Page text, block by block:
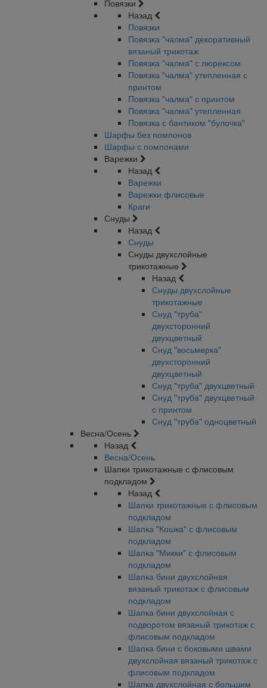
Повязки
Назад
Повязки
Повязка "чалма" декоративный
вязаный трикотаж
Повязка "чалма" с люрексом
Повязка "чалма" утепленная с
принтом
Повязка "чалма" с принтом
Повязка "чалма" утепленная
Повязка с бантиком "булочка"
Шарфы без помпонов
Шарфы с помпонами
Варежки
Назад
Варежки
Варежки флисовые
Краги
Снуды
Назад
Снуды
Снуды двухслойные
трикотажные
Назад
Снуды двухслойные
трикотажные
Снуд "труба"
двухсторонний
двухцветный
Снуд "восьмерка"
двухсторонний
двухцветный
Снуд "труба" двухцветный
Снуд "труба" двухцветный
с принтом
Снуд "труба" одноцветный
Весна/Осень
Назад
Весна/Осень
Шапки трикотажные с флисовым
подкладом
Назад
Шапки трикотажные с флисовым
подкладом
Шапка "Кошка" с флисовым
подкладом
Шапка "Микки" с флисовым
подкладом
Шапка бини двухслойная
вязаный трикотаж с флисовым
подкладом
Шапка бини двухслойная с
подворотом вязаный трикотаж с
флисовым подкладом
Шапка бини с боковыми швами
двухслойная вязаный трикотаж с
флисовым подкладом
Шапка двухслойная с большим